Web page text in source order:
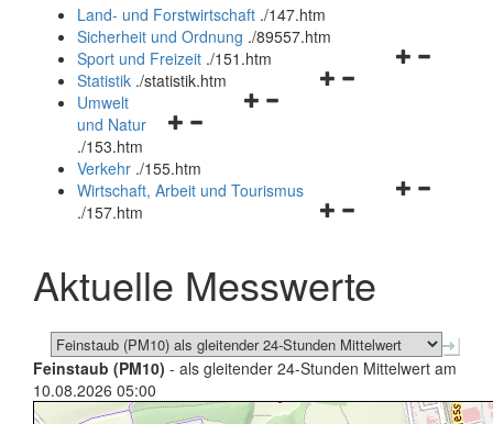
und
schließen
Land- und Forstwirtschaft ./147.htm
Sicherheit und Ordnung ./89557.htm
Navigationsmenü
Sport und Freizeit ./151.htm
Navigationsmenü
Statistik ./statistik.htm
Navigationsmenü
und
schließen
Umwelt
und Natur
./153.htm
Verkehr ./155.htm
Navigationsmenü
schließen
Wirtschaft, Arbeit und Tourismus
./157.htm
Aktuelle Messwerte
Feinstaub (PM10) - als gleitender 24-Stunden Mittelwert am
10.08.2026 05:00